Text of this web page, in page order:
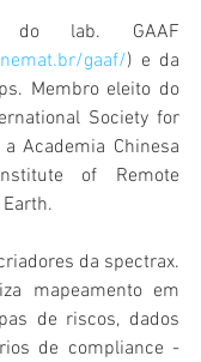
do lab. GAAF
gaaf/) e da
Membro eleito do
Society for
Academia Chinesa
of Remote
da spectrax.
mapeamento em
de riscos, dados